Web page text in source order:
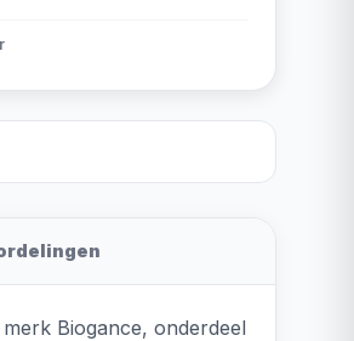
Biogance, onderdeel